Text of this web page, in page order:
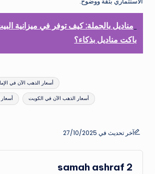
مناديل بالجملة: كيف توفر في ميزانية
باكت مناديل بذكاء؟
أسعار الذهب الآن في
أسعار الذهب الآن في الكويت
آخر تحديث في 27/10/2025
samah ashraf 2